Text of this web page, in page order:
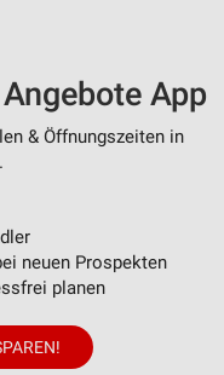
App
& Öffnungszeiten in
neuen Prospekten
planen